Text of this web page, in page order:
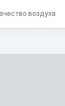
воздуха